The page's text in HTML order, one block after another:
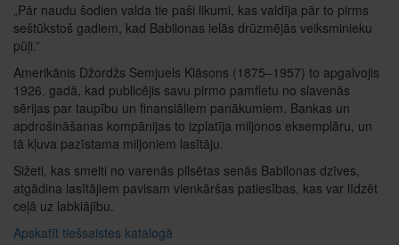
„Pār naudu šodien valda tie paši likumi, kas valdīja pār to pirms
seštūkstoš gadiem, kad Babilonas ielās drūzmējās veiksminieku
pūļi.”
Amerikānis Džordžs Semjuels Klāsons (1875–1957) to apgalvojis
1926. gadā, kad publicējis savu pirmo pamfletu no slavenās
sērijas par taupību un finansiāliem panākumiem. Bankas un
apdrošināšanas kompānijas to izplatīja miljonos eksemplāru, un
tā kļuva pazīstama miljoniem lasītāju.
Sižeti, kas smelti no varenās pilsētas senās Babilonas dzīves,
atgādina lasītājiem pavisam vienkāršas patiesības, kas var līdzēt
ceļā uz labklājību.
Apskatīt tiešsaistes katalogā